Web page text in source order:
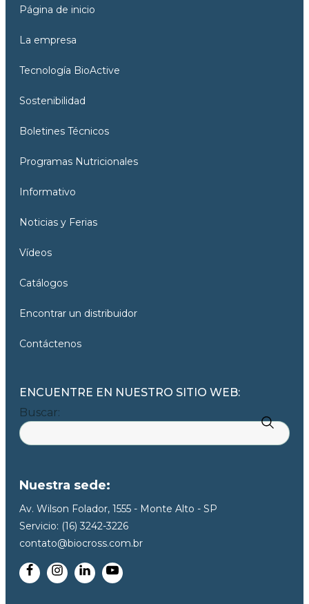
Página de inicio
La empresa
Tecnología BioActive
Sostenibilidad
Boletines Técnicos
Programas Nutricionales
Informativo
Noticias y Ferias
Vídeos
Catálogos
Encontrar un distribuidor
Contáctenos
ENCUENTRE EN NUESTRO SITIO WEB:
Buscar:
Nuestra sede:
Av. Wilson Folador, 1555 - Monte Alto - SP
Servicio: (16) 3242-3226
contato@biocross.com.br